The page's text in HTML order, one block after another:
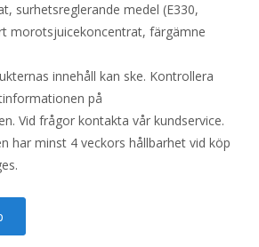
surhetsreglerande medel (E330,
morotsjuicekoncentrat, färgämne
innehåll kan ske. Kontrollera
på
Vid frågor kontakta vår kundservice.
har minst 4 veckors hållbarhet vid köp